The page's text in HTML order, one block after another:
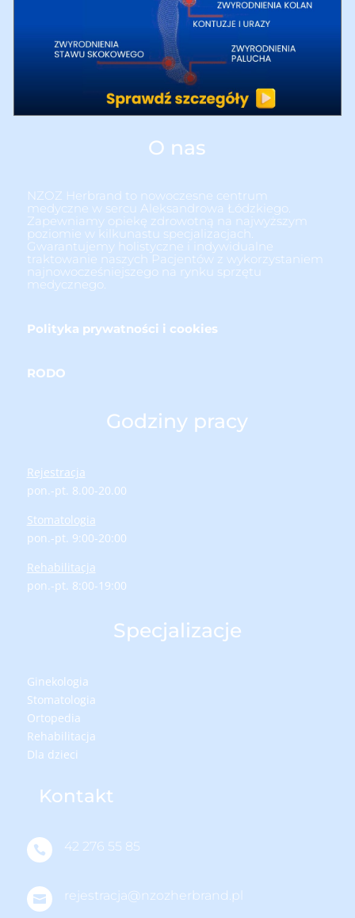
O nas
NZOZ Herbrand to nowoczesne centrum
medyczne w sercu Aleksandrowa Łódzkiego.
Zapewniamy opiekę zdrowotną na najwyższym
poziomie w kilkunastu specjalizacjach.
Gwarantujemy holistyczne i indywidualne
traktowanie naszych Pacjentów z wykorzystaniem
najnowocześniejszego na rynku sprzętu
medycznego.
Polityka prywatności i cookies
RODO
Godziny pracy
Rejestracja
pon.-pt. 8.00-20.00
Stomatologia
pon.-pt. 9:00-20:00
Rehabilitacja
pon.-pt. 8:00-19:00
Specjalizacje
Ginekologia
Stomatologia
Ortopedia
Rehabilitacja
Dla dzieci
Kontakt
 42 276 55 85
 rejestracja@nzozherbrand.pl